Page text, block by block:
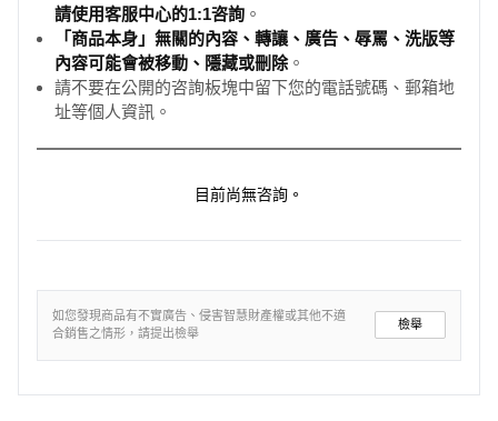
請使用客服中心的1:1咨詢 。
「商品本身」無關的內容、轉讓、廣告、辱罵、洗版等
內容可能會被移動、隱藏或刪除。
請不要在公開的咨詢板塊中留下您的電話號碼、郵箱地
址等個人資訊。
目前尚無咨詢。
如您發現商品有不實廣告、侵害智慧財產權或其他不適
合銷售之情形，請提出檢舉
檢舉